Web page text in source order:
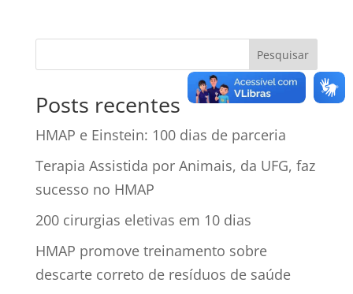
Posts recentes
HMAP e Einstein: 100 dias de parceria
Terapia Assistida por Animais, da UFG, faz
sucesso no HMAP
200 cirurgias eletivas em 10 dias
HMAP promove treinamento sobre
descarte correto de resíduos de saúde